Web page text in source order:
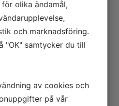
publik.
olika ändamål,
och marknadsföring.
"OK" samtycker du till
av cookies och
på vår